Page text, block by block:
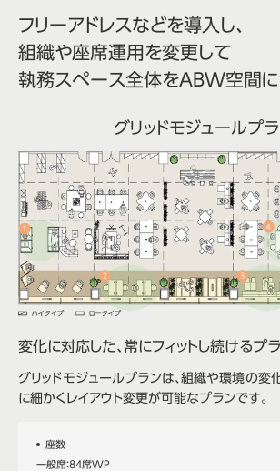
フリーアドレスなどを導入し、
組織や座席運用を変更して
執務スペース全体をABW空間に
グリッドモジュールプ
変化に対応した、常にフィットし続けるプ
グリッドモジュールプランは、組織や環境の変
に細かくレイアウト変更が可能なプランです。
座数
一般席：84席WP